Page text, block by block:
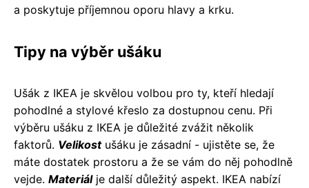
a poskytuje příjemnou oporu hlavy a krku.
Tipy na výběr ušáku
Ušák z IKEA je skvělou volbou pro ty, kteří hledají
pohodlné a stylové křeslo za dostupnou cenu. Při
výběru ušáku z IKEA je důležité zvážit několik
faktorů. Velikostušáku je zásadní - ujistěte se, že
máte dostatek prostoru a že se vám do něj pohodlně
vejde. Materiálje další důležitý aspekt. IKEA nabízí